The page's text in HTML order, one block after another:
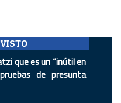
que es un “inútil en
de presunta